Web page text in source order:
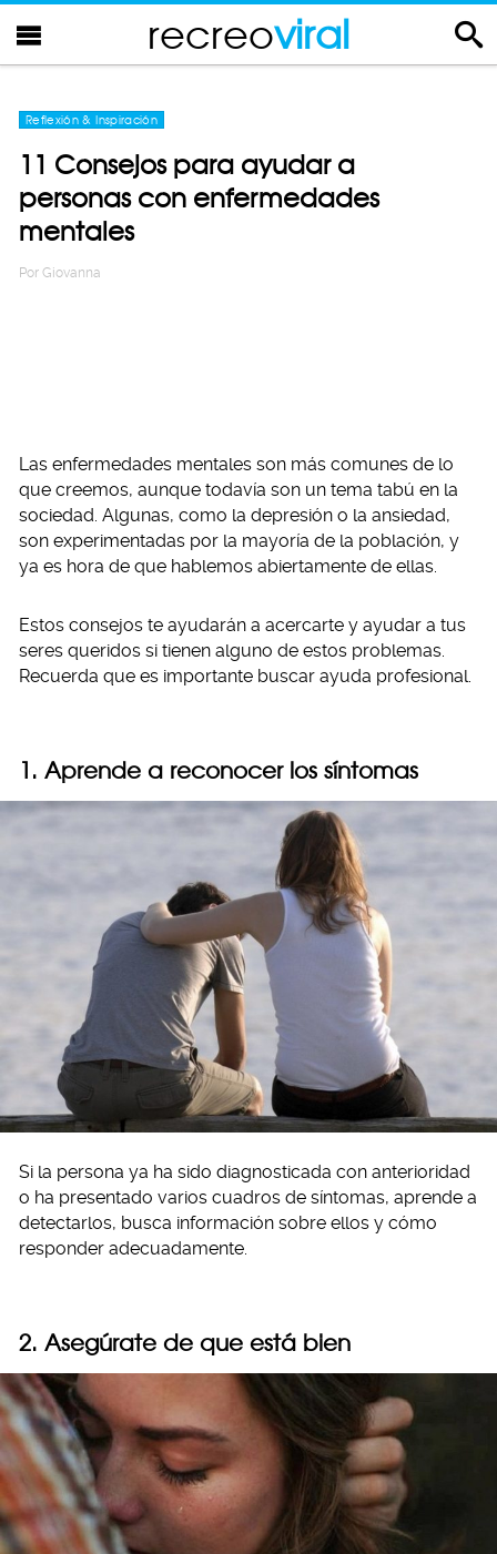
recreoviral
Reflexión & Inspiración
11 Consejos para ayudar a
personas con enfermedades
mentales
Por Giovanna
Las enfermedades mentales son más comunes de lo
que creemos, aunque todavía son un tema tabú en la
sociedad. Algunas, como la depresión o la ansiedad,
son experimentadas por la mayoría de la población, y
ya es hora de que hablemos abiertamente de ellas.
Estos consejos te ayudarán a acercarte y ayudar a tus
seres queridos si tienen alguno de estos problemas.
Recuerda que es importante buscar ayuda profesional.
1. Aprende a reconocer los síntomas
Si la persona ya ha sido diagnosticada con anterioridad
o ha presentado varios cuadros de síntomas, aprende a
detectarlos, busca información sobre ellos y cómo
responder adecuadamente.
2. Asegúrate de que está bien